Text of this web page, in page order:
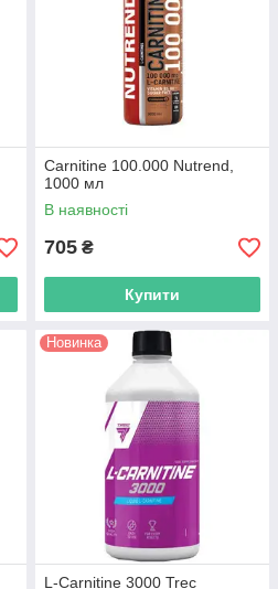
Carnitine 100.000 Nutrend,
1000 мл
В наявності
705 ₴
Купити
Новинка
L-Carnitine 3000 Trec